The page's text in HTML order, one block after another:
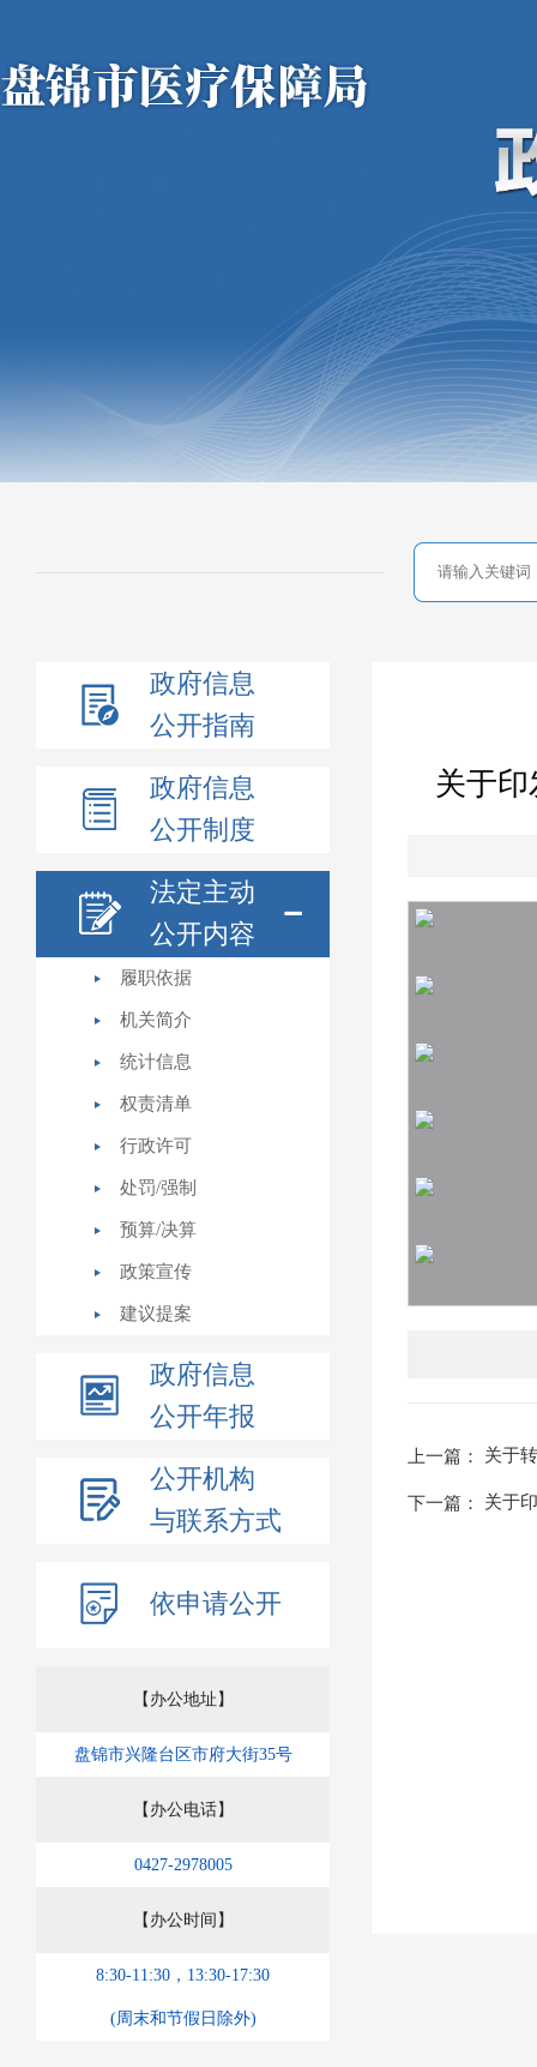
政府信息
公开指南
政府信息
公开制度
法定主动
公开内容
履职依据
机关简介
统计信息
权责清单
行政许可
处罚/强制
预算/决算
政策宣传
建议提案
政府信息
公开年报
公开机构
与联系方式
依申请公开
【办公地址】
盘锦市兴隆台区市府大街35号
【办公电话】
0427-2978005
【办公时间】
8:30-11:30，13:30-17:30
(周末和节假日除外)
关于
上一篇： 关于
下一篇： 关于